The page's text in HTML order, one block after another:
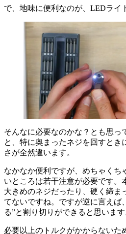
で、地味に便利なのが、LEDライ
そんなに必要なのかな？とも思っ
と、特に奥まったネジを回すとき
さが全然違います。
なかなか便利ですが、めちゃくち
いところは若干注意が必要です。
大きめのネジだったり、硬く締ま
てないですね。ですが逆に言えば
る”と割り切りができると思います
必要以上のトルクがかからないた